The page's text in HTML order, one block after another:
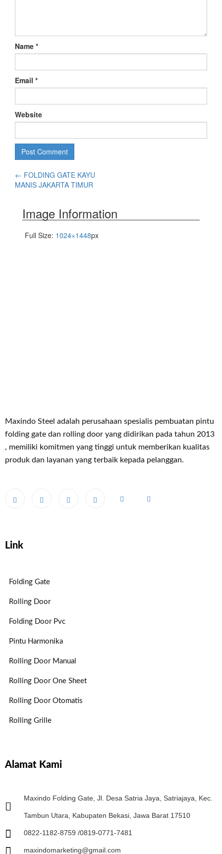
Name *
Email *
Website
← FOLDING GATE KAYU
MANIS JAKARTA TIMUR
Image Information
Full Size: 1024×1448px
Maxindo Steel adalah perusahaan spesialis pembuatan pintu
folding gate dan rolling door yang didirikan pada tahun 2013
, memiliki komitmen yang tinggi untuk memberikan kualitas
produk dan layanan yang terbaik kepada pelanggan.
Link
Folding Gate
Rolling Door
Folding Door Pvc
Pintu Harmonika
Rolling Door Manual
Rolling Door One Sheet
Rolling Door Otomatis
Rolling Grille
Alamat Kami
Maxindo Folding Gate, Jl. Desa Satria Jaya, Satriajaya, Kec.
Tambun Utara, Kabupaten Bekasi, Jawa Barat 17510
0822-1182-8759 /0819-0771-7481
maxindomarketing@gmail.com